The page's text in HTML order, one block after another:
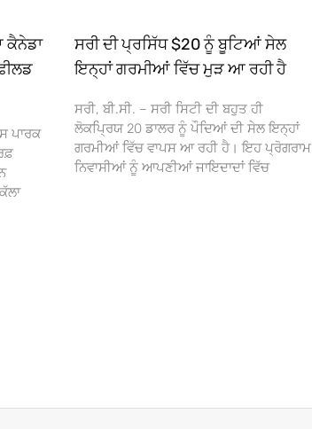
ਕੈਨੇਡਾ
ਪਾਰਕ
ਸਰੀ ਦੀ ਪ੍ਰਸਿੱਧ $20 ਨੂੰ ਬੂਟਿਆਂ ਸੇਲ
ਇਨ੍ਹਾਂ ਗਰਮੀਆਂ ਵਿੱਚ ਮੁੜ ਆ ਰਹੀ ਹੈ
ਸਰੀ, ਬੀ.ਸੀ. – ਸਰੀ ਸਿਟੀ ਦੀ ਬਹੁਤ ਹੀ
ਲੋਕਪ੍ਰਿਯ 20 ਡਾਲਰ ਨੂੰ ਪੌਦਿਆਂ ਦੀ ਸੇਲ ਇਨ੍ਹਾਂ
ਗਰਮੀਆਂ ਵਿੱਚ ਵਾਪਸ ਆ ਰਹੀ ਹੈ। ਇਹ ਪ੍ਰੋਗਰਾਮ
ਨਿਵਾਸੀਆਂ ਨੂੰ ਆਪਣੀਆਂ ਜਾਇਦਾਦਾਂ ਵਿੱਚ